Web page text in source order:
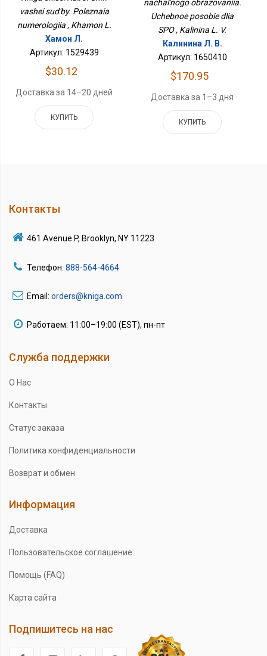
vashei sud'by. Poleznaia
numerologiia , Khamon L.
Хамон Л.
Артикул: 1529439
$30.12
Доставка за 14–20 дней
КУПИТЬ
nachal'nogo obrazovaniia.
Uchebnoe posobie dlia
SPO , Kalinina L. V.
Калинина Л. В.
Артикул: 1650410
$170.95
Доставка за 1–3 дня
КУПИТЬ
Контакты
461 Avenue P, Brooklyn, NY 11223
Телефон: 888-564-4664
Email: orders@kniga.com
Работаем: 11:00–19:00 (EST), пн-пт
Служба поддержки
О Нас
Контакты
Статус заказа
Политика конфиденциальности
Возврат и обмен
Информация
Доставка
Пользовательское соглашение
Помощь (FAQ)
Карта сайта
Подпишитесь на нас